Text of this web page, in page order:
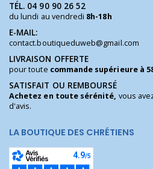
TÉL. 04 90 90 26 52
du lundi au vendredi 8h-18h
E-MAIL:
contact.boutiqueduweb@gmail.com
LIVRAISON OFFERTE
pour toute commande supérieure à
SATISFAIT OU REMBOURSÉ
Achetez en toute sérénité, vous
d'avis.
LA BOUTIQUE DES CHRÉTIENS